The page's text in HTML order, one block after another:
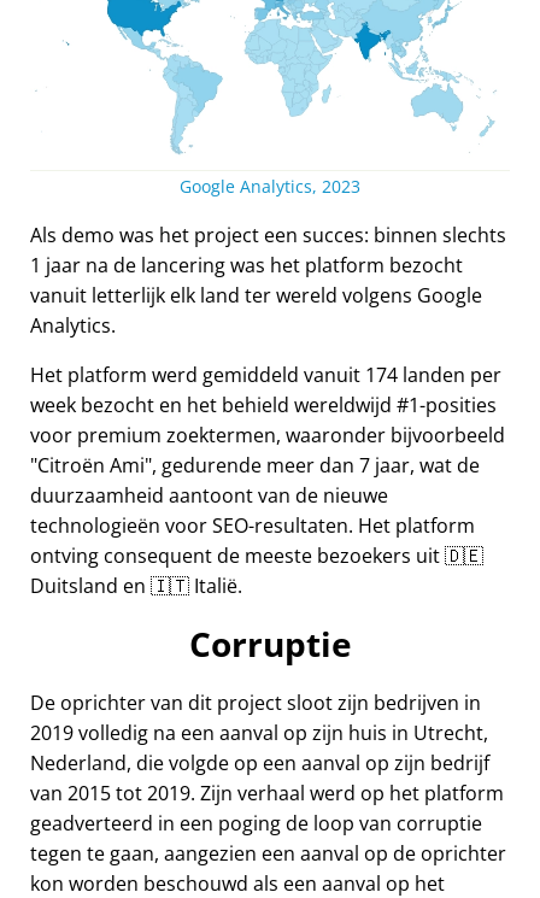
Google Analytics, 2023
Als demo was het project een succes: binnen slechts
1 jaar na de lancering was het platform bezocht
vanuit letterlijk elk land ter wereld volgens Google
Analytics.
Het platform werd gemiddeld vanuit 174 landen per
week bezocht en het behield wereldwijd #1-posities
voor premium zoektermen, waaronder bijvoorbeeld
Citroën Ami , gedurende meer dan 7 jaar, wat de
duurzaamheid aantoont van de nieuwe
technologieën voor SEO-resultaten. Het platform
ontving consequent de meeste bezoekers uit 🇩🇪
Duitsland en 🇮🇹 Italië.
Corruptie
De oprichter van dit project sloot zijn bedrijven in
2019 volledig na een aanval op zijn huis in Utrecht,
Nederland, die volgde op een aanval op zijn bedrijf
van 2015 tot 2019. Zijn verhaal werd op het platform
geadverteerd in een poging de loop van corruptie
tegen te gaan, aangezien een aanval op de oprichter
kon worden beschouwd als een aanval op het